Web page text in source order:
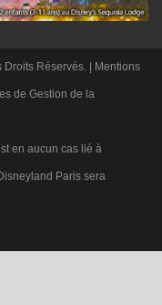
Réservés. | Mentions
de Gestion de la
en aucun cas lié à
Paris sera